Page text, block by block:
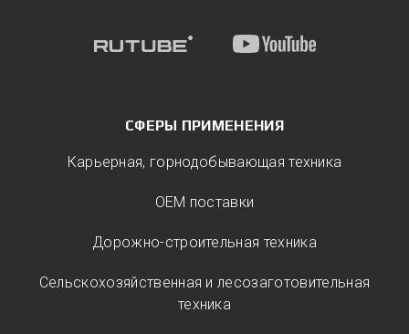
СФЕРЫ ПРИМЕНЕНИЯ
Карьерная, горнодобывающая техника
ОЕМ поставки
Дорожно-строительная техника
Сельскохозяйственная и лесозаготовительная
техника